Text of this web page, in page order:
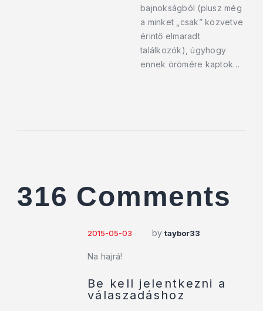
bajnokságból (plusz még
a minket „csak” közvetve
érintő elmaradt
találkozók), úgyhogy
ennek örömére kaptok…
316 Comments
2015-05-03 bytaybor33
Na hajrá!
Be kell jelentkezni a
válaszadáshoz